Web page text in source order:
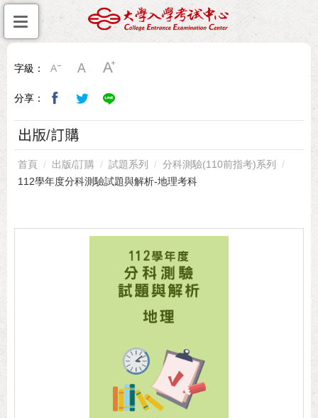
字級：
分享：
出版/訂購
首頁 出版/訂購 試題系列
分科測驗(110前指考)系列
112學年度分科測驗試題與解析-地理考科